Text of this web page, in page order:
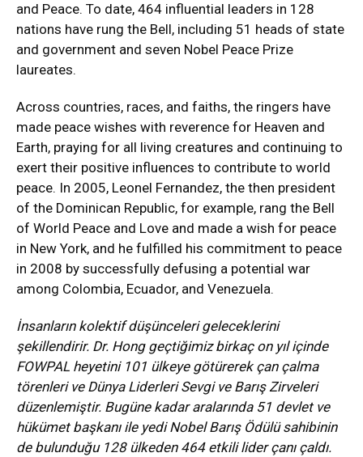
and Peace. To date, 464 influential leaders in 128
nations have rung the Bell, including 51 heads of state
and government and seven Nobel Peace Prize
laureates.
Across countries, races, and faiths, the ringers have
made peace wishes with reverence for Heaven and
Earth, praying for all living creatures and continuing to
exert their positive influences to contribute to world
peace. In 2005, Leonel Fernandez, the then president
of the Dominican Republic, for example, rang the Bell
of World Peace and Love and made a wish for peace
in New York, and he fulfilled his commitment to peace
in 2008 by successfully defusing a potential war
among Colombia, Ecuador, and Venezuela.
İnsanların kolektif düşünceleri geleceklerini
şekillendirir. Dr. Hong geçtiğimiz birkaç on yıl içinde
FOWPAL heyetini 101 ülkeye götürerek çan çalma
törenleri ve Dünya Liderleri Sevgi ve Barış Zirveleri
düzenlemiştir. Bugüne kadar aralarında 51 devlet ve
hükümet başkanı ile yedi Nobel Barış Ödülü sahibinin
de bulunduğu 128 ülkeden 464 etkili lider çanı çaldı.